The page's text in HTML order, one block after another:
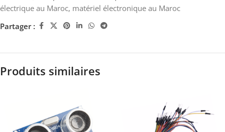
électrique au Maroc, matériel électronique au Maroc
Partager :
Produits similaires